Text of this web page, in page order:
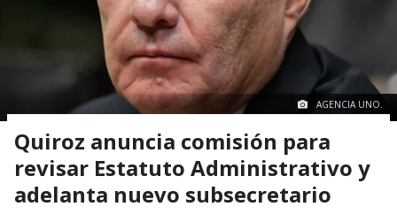
AGENCIA UNO.
Quiroz anuncia comisión para
revisar Estatuto Administrativo y
adelanta nuevo subsecretario